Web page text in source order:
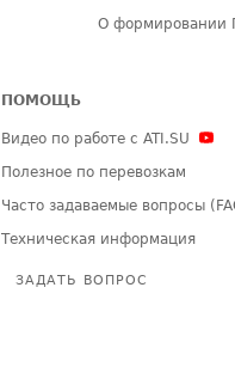
О формировании
ПОМОЩЬ
Видео по работе с ATI.SU
Полезное по перевозкам
Часто задаваемые вопросы
Техническая информация
ЗАДАТЬ ВОПРОС